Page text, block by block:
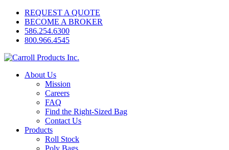
REQUEST A QUOTE
BECOME A BROKER
586.254.6300
800.966.4545
About Us
Mission
Careers
FAQ
Find the Right-Sized Bag
Contact Us
Products
Roll Stock
Poly Bags